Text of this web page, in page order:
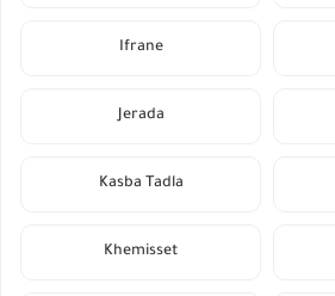
Ifrane
Jerada
Kasba Tadla
Khemisset